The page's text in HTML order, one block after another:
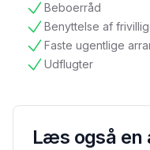
Beboerråd
tilgængelig
Benyttelse af
tilgængelig
Faste ugentlige
tilgængelig
Udflugter
tilgængelig
Læs også en